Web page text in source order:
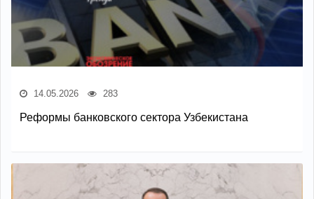
14.05.2026 283
Реформы банковского сектора Узбекистана